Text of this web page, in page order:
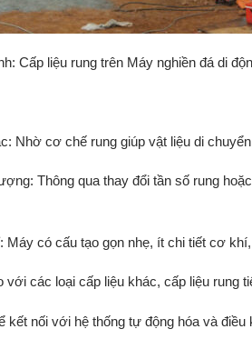
Cấp liệu rung trên Máy nghiền đá di
Nhờ cơ chế rung giúp vật liệu di chuyển
Thông qua thay đổi tần số rung hoặc
Máy có cấu tạo gọn nhẹ, ít chi tiết cơ khí,
với các loại cấp liệu khác, cấp liệu rung
kết nối với hệ thống tự động hóa và điều